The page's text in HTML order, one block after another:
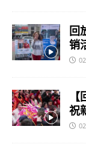
回
销
祝